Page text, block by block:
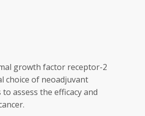
growth factor receptor-2
choice of neoadjuvant
assess the efficacy and